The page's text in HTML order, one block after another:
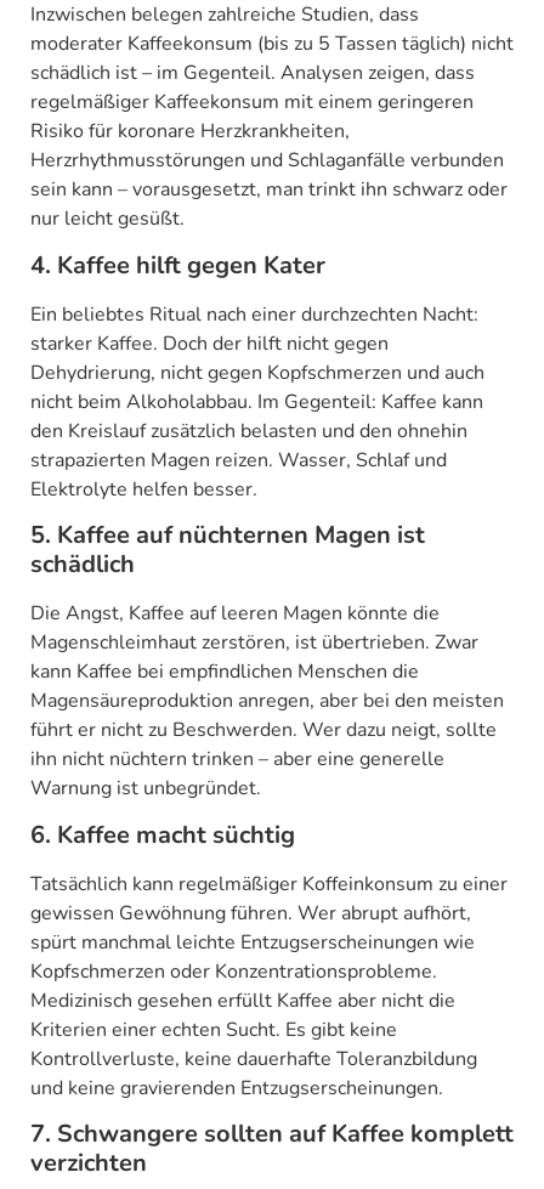
Inzwischen belegen zahlreiche Studien, dass
moderater Kaffeekonsum (bis zu 5 Tassen täglich) nicht
schädlich ist – im Gegenteil. Analysen zeigen, dass
regelmäßiger Kaffeekonsum mit einem geringeren
Risiko für koronare Herzkrankheiten,
Herzrhythmusstörungen und Schlaganfälle verbunden
sein kann – vorausgesetzt, man trinkt ihn schwarz oder
nur leicht gesüßt.
4. Kaffee hilft gegen Kater
Ein beliebtes Ritual nach einer durchzechten Nacht:
starker Kaffee. Doch der hilft nicht gegen
Dehydrierung, nicht gegen Kopfschmerzen und auch
nicht beim Alkoholabbau. Im Gegenteil: Kaffee kann
den Kreislauf zusätzlich belasten und den ohnehin
strapazierten Magen reizen. Wasser, Schlaf und
Elektrolyte helfen besser.
5. Kaffee auf nüchternen Magen ist
schädlich
Die Angst, Kaffee auf leeren Magen könnte die
Magenschleimhaut zerstören, ist übertrieben. Zwar
kann Kaffee bei empfindlichen Menschen die
Magensäureproduktion anregen, aber bei den meisten
führt er nicht zu Beschwerden. Wer dazu neigt, sollte
ihn nicht nüchtern trinken – aber eine generelle
Warnung ist unbegründet.
6. Kaffee macht süchtig
Tatsächlich kann regelmäßiger Koffeinkonsum zu einer
gewissen Gewöhnung führen. Wer abrupt aufhört,
spürt manchmal leichte Entzugserscheinungen wie
Kopfschmerzen oder Konzentrationsprobleme.
Medizinisch gesehen erfüllt Kaffee aber nicht die
Kriterien einer echten Sucht. Es gibt keine
Kontrollverluste, keine dauerhafte Toleranzbildung
und keine gravierenden Entzugserscheinungen.
7. Schwangere sollten auf Kaffee komplett
verzichten